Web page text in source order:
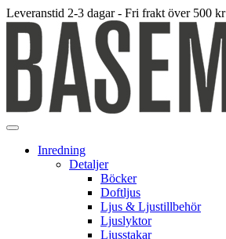
Leveranstid 2-3 dagar - Fri frakt över 500 kr
Inredning
Detaljer
Böcker
Doftljus
Ljus & Ljustillbehör
Ljuslyktor
Ljusstakar